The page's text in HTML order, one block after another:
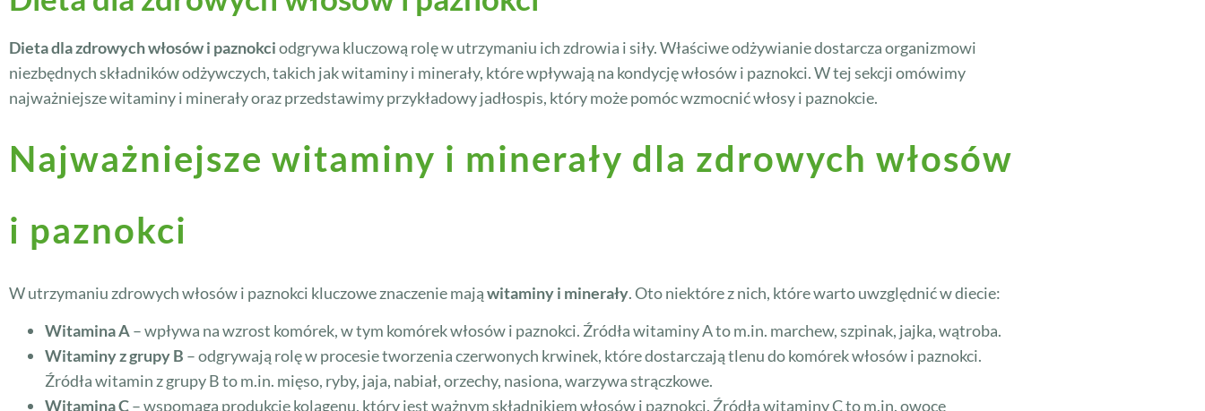
Dieta dla zdrowych włosów i paznokciodgrywa kluczową rolę w utrzymaniu ich zdrowia i siły. Właściwe odżywianie dostarcza organizmowi
niezbędnych składników odżywczych, takich jak witaminy i minerały, które wpływają na kondycję włosów i paznokci. W tej sekcji omówimy
najważniejsze witaminy i minerały oraz przedstawimy przykładowy jadłospis, który może pomóc wzmocnić włosy i paznokcie.
Najważniejsze witaminy i minerały dla zdrowych włosów
i paznokci
W utrzymaniu zdrowych włosów i paznokci kluczowe znaczenie mająwitaminy i minerały. Oto niektóre z nich, które warto uwzględnić w diecie:
Witamina A– wpływa na wzrost komórek, w tym komórek włosów i paznokci. Źródła witaminy A to m.in. marchew, szpinak, jajka, wątroba.
Witaminy z grupy B – odgrywają rolę w procesie tworzenia czerwonych krwinek, które dostarczają tlenu do komórek włosów i paznokci.
Źródła witamin z grupy B to m.in. mięso, ryby, jaja, nabiał, orzechy, nasiona, warzywa strączkowe.
Witamina C– wspomaga produkcję kolagenu, który jest ważnym składnikiem włosów i paznokci. Źródła witaminy C to m.in. owoce